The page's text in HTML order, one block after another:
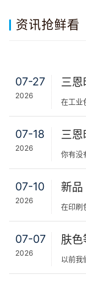
资讯抢鲜看
07-27
2026
07-18
2026
07-10
2026
07-07
2026